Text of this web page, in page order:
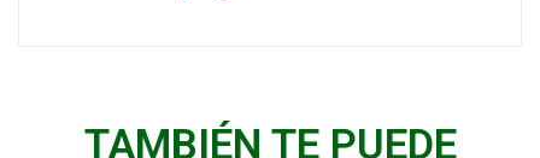
TAMBIÉN TE PUEDE